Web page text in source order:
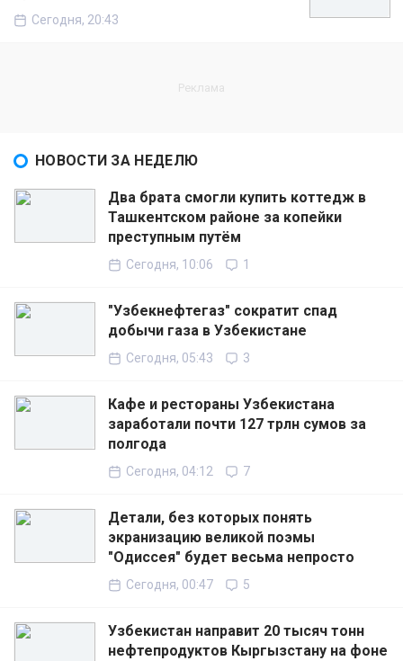
Сегодня, 20:43
НОВОСТИ ЗА НЕДЕЛЮ
Два брата смогли купить коттедж в
Ташкентском районе за копейки
преступным путём
Сегодня, 10:06 1
"Узбекнефтегаз" сократит спад
добычи газа в Узбекистане
Сегодня, 05:43 3
Кафе и рестораны Узбекистана
заработали почти 127 трлн сумов за
полгода
Сегодня, 04:12 7
Детали, без которых понять
экранизацию великой поэмы
"Одиссея" будет весьма непросто
Сегодня, 00:47 5
Узбекистан направит 20 тысяч тонн
нефтепродуктов Кыргызстану на фоне